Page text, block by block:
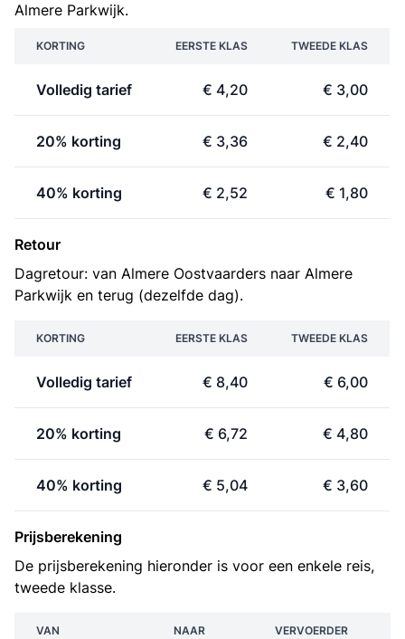
Almere Parkwijk.
KORTING EERSTE KLAS TWEEDE KLAS
Volledig tarief € 4,20 € 3,00
20% korting € 3,36 € 2,40
40% korting € 2,52 € 1,80
Retour
Dagretour: van Almere Oostvaarders naar Almere
Parkwijk en terug (dezelfde dag).
KORTING EERSTE KLAS TWEEDE KLAS
Volledig tarief € 8,40 € 6,00
20% korting € 6,72 € 4,80
40% korting € 5,04 € 3,60
Prijsberekening
De prijsberekening hieronder is voor een enkele reis,
tweede klasse.
VAN NAAR VERVOERDER